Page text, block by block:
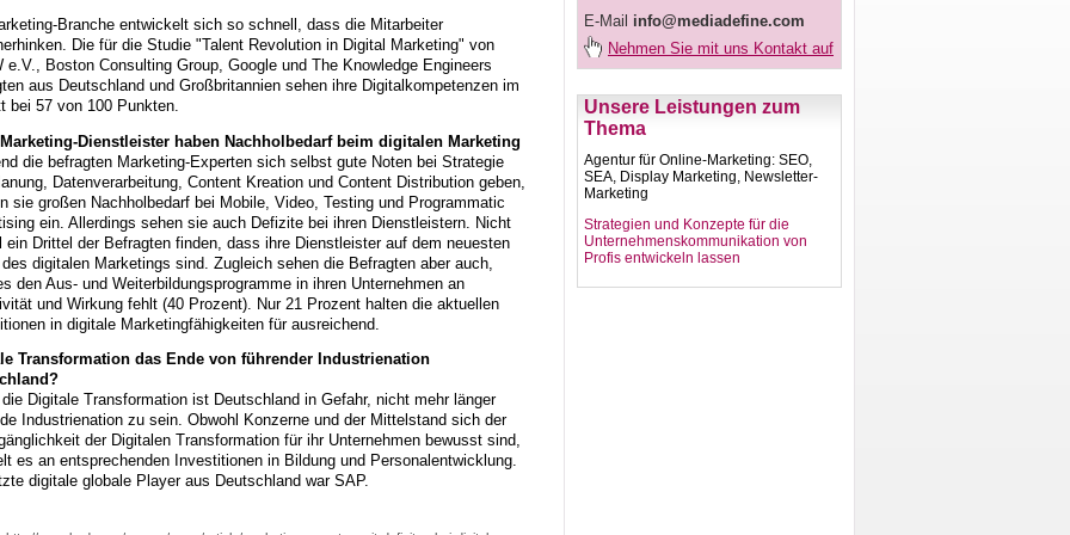
Unsere Leistungen zum
Thema
Agentur für Online-Marketing: SEO,
SEA, Display Marketing, Newsletter-
Marketing
Strategien und Konzepte für die
Unternehmenskommunikation von
Profis entwickeln lassen
Branche entwickelt sich so schnell, dass die Mitarbeiter
Die für die Studie "Talent Revolution in Digital Marketing" von
e.V., Boston Consulting Group, Google und The Knowledge Engineers
aus Deutschland und Großbritannien sehen ihre Digitalkompetenzen im
bei 57 von 100 Punkten.
Dienstleister haben Nachholbedarf beim digitalen Marketing
die befragten Marketing-Experten sich selbst gute Noten bei Strategie
Datenverarbeitung, Content Kreation und Content Distribution geben,
sie großen Nachholbedarf bei Mobile, Video, Testing und Programmatic
ein. Allerdings sehen sie auch Defizite bei ihren Dienstleistern. Nicht
ein Drittel der Befragten finden, dass ihre Dienstleister auf dem neuesten
digitalen Marketings sind. Zugleich sehen die Befragten aber auch,
den Aus- und Weiterbildungsprogramme in ihren Unternehmen an
und Wirkung fehlt (40 Prozent). Nur 21 Prozent halten die aktuellen
in digitale Marketingfähigkeiten für ausreichend.
Transformation das Ende von führender Industrienation
Digitale Transformation ist Deutschland in Gefahr, nicht mehr länger
Industrienation zu sein. Obwohl Konzerne und der Mittelstand sich der
der Digitalen Transformation für ihr Unternehmen bewusst sind,
es an entsprechenden Investitionen in Bildung und Personalentwicklung.
digitale globale Player aus Deutschland war SAP.
E-Mail info@mediadefine.com
Nehmen Sie mit uns Kontakt auf